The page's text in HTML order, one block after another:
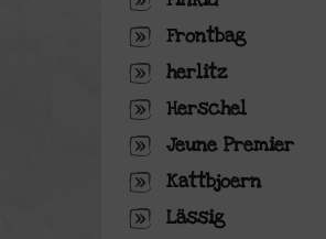
Frontbag
herlitz
Herschel
Jeune Premier
Kattbjoern
Lässig